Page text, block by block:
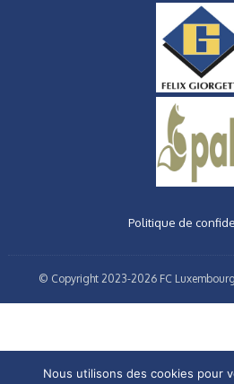
Politique de
© Copyright 2023-2026 FC
Nous utilisons des cookies pour